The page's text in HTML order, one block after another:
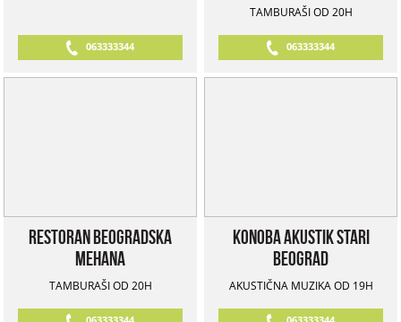
063333344
TAMBURAŠI OD 20H
063333344
Restoran Beogradska
Mehana
TAMBURAŠI OD 20H
Konoba Akustik Stari
Beograd
AKUSTIČNA MUZIKA OD 19H